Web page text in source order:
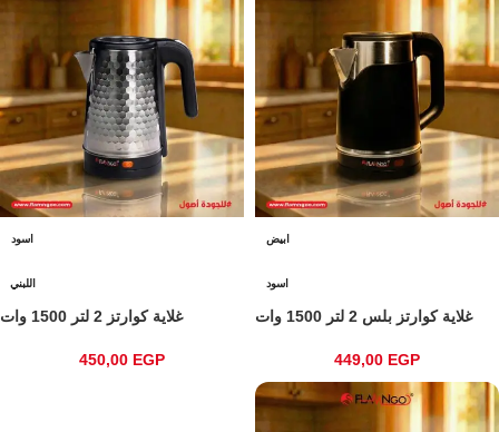
اسود
اللبني
غلاية كوارتز 2 لتر 1500 وات
450,00 EGP
ابيض
اسود
غلاية كوارتز بلس 2 لتر 1500 وات
449,00 EGP